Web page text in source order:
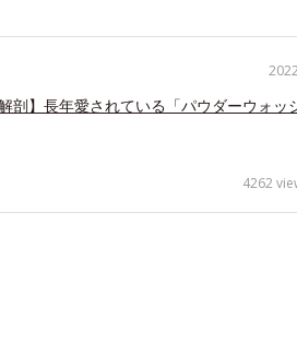
剖】長年愛されている「パウダーウォッ
4262